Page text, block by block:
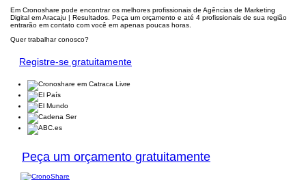
Em Cronoshare pode encontrar os melhores profissionais de Agências de Marketing
Digital em Aracaju | Resultados. Peça um orçamento e até 4 profissionais de sua região
entrarão em contato com você em apenas poucas horas.
Quer trabalhar conosco?
Registre-se gratuitamente
Peça um orçamento gratuitamente